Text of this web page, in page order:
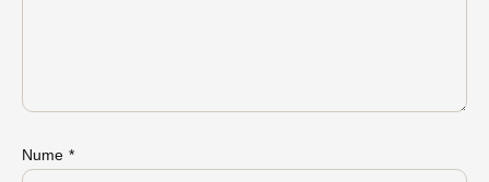
Nume *